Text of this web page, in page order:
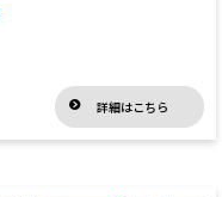
詳細はこちら